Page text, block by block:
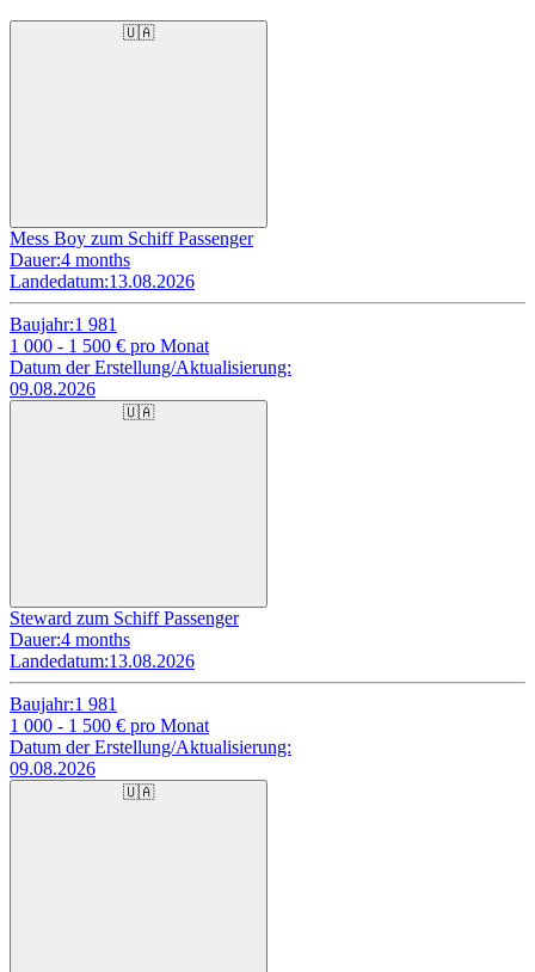
🇺🇦
Mess Boy zum Schiff Passenger
Dauer:4 months
Landedatum:13.08.2026
Baujahr:1 981
1 000 - 1 500 € pro Monat
Datum der Erstellung/Aktualisierung:
09.08.2026
🇺🇦
Steward zum Schiff Passenger
Dauer:4 months
Landedatum:13.08.2026
Baujahr:1 981
1 000 - 1 500 € pro Monat
Datum der Erstellung/Aktualisierung:
09.08.2026
🇺🇦